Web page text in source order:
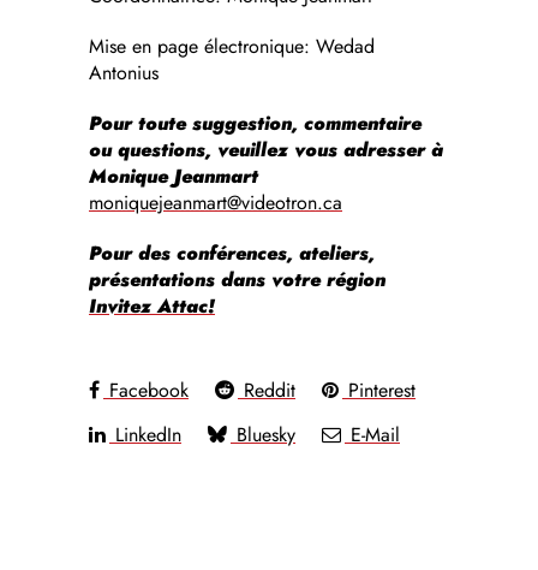
Mise en page électronique: Wedad
Antonius
Pour toute suggestion, commentaire
ou questions, veuillez vous adresser à
Monique Jeanmart
moniquejeanmart@videotron.ca
Pour des conférences, ateliers,
présentations dans votre région
Invitez Attac!
Facebook Reddit
Pinterest
LinkedIn
Bluesky E-Mail